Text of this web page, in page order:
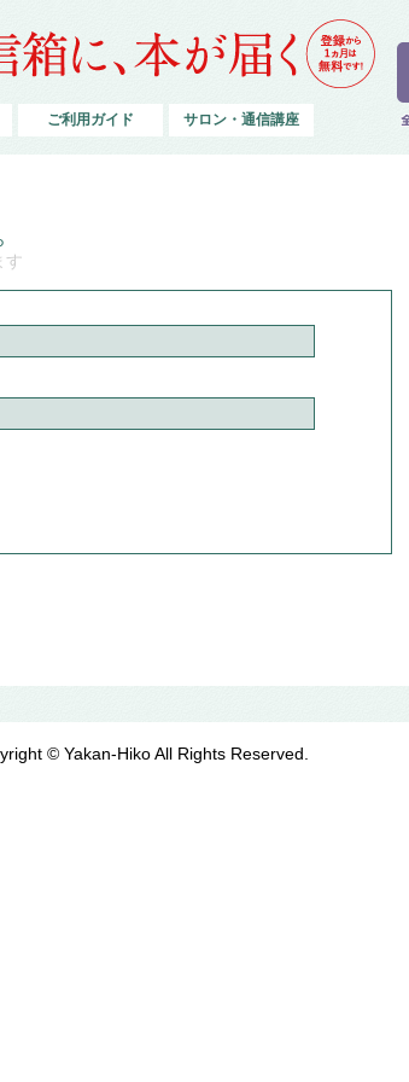
ご利用ガイド サロン・通信講座
す
© Yakan-Hiko All Rights Reserved.